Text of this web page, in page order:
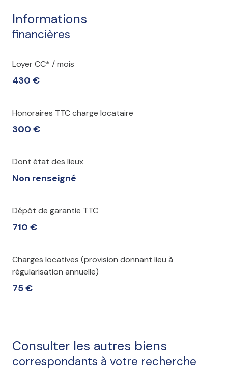
Informations
financières
Loyer CC* / mois
430 €
Honoraires TTC charge locataire
300 €
Dont état des lieux
Non renseigné
Dépôt de garantie TTC
710 €
Charges locatives (provision donnant lieu à
régularisation annuelle)
75 €
Consulter les autres biens
correspondants à votre recherche